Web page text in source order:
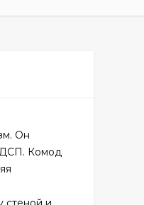
Он
Комод